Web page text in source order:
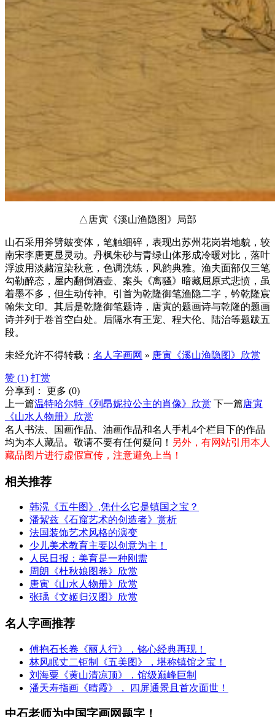
△唐寅《溪山渔隐图》局部
山石采用斧劈皴变体，笔触细碎，表现出苏州花岗岩地貌，较
南宋李唐更显灵动。丹枫朱砂与青绿山体形成冷暖对比，落叶
浮波用淡赭渲染秋意，色调洗练，风韵典雅。渔夫面部仅三笔
勾勒醉态，屋内翻倒酒壶、案头《离骚》暗藏屈原式悲愤，虽
着墨不多，但生动传神。引首为乾隆御笔渔隐二字，钤乾隆宸
翰朱文印。其后是乾隆御笔题诗，唐寅的题画诗与乾隆的题画
诗并列于卷首空白处。后隔水有王宠、程大伦、陆治等题跋五
段。
未经允许不得转载： 名人字画网 » 唐寅《溪山渔隐图》欣赏
赞 (1) 打赏
分享到： 更多 (0)
上一篇温特哈尔特《列昂妮拉公主的肖像》欣赏 下一篇唐寅
《山水人物册》欣赏
名人书法、国画作品、油画作品和名人手札4个栏目下的作品
均为本人藏品。敬请不要有任何疑问！ 另外，有网站引用本人
藏品图片进行虚假宣传，注意避免上当！
相关推荐
韩滉《五牛图》,凭什么它是镇国之宝？
潘絜兹《石窟艺术的创造者》赏析
法国装饰艺术风格的演变
少儿美术教育主要以创意为主！
人民日报：美育是一种刚需
周朗《杜秋娘图卷》欣赏
唐寅《山水人物册》欣赏
张瑀《文姬归汉图》欣赏
名人字画推荐
傅抱石长卷《丽人行》，铭心经典再现！
林风眠丈二钜制《五美图》，堪称镇馆之宝！
刘海粟《黄山清凉顶》，馆级巅峰巨制
潘天寿指画《晴霞》， 四屏通景且首次面世！
中石老师为中国字画网题字！